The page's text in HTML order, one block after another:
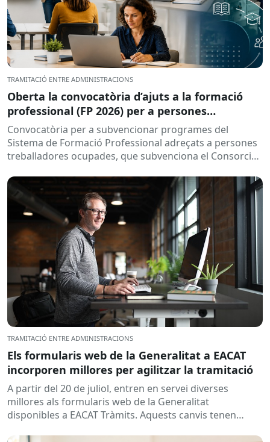
TRAMITACIÓ ENTRE ADMINISTRACIONS
Oberta la convocatòria d’ajuts a la formació
professional (FP 2026) per a persones
treballadores ocupades
Convocatòria per a subvencionar programes del
Sistema de Formació Professional adreçats a persones
treballadores ocupades, que subvenciona el Consorci
TRAMITACIÓ ENTRE ADMINISTRACIONS
Els formularis web de la Generalitat a EACAT
incorporen millores per agilitzar la tramitació
A partir del 20 de juliol, entren en servei diverses
millores als formularis web de la Generalitat
disponibles a EACAT Tràmits. Aquests canvis tenen